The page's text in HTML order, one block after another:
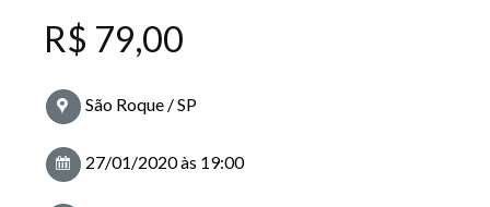
R$ 79,00
São Roque / SP
27/01/2020 às 19:00